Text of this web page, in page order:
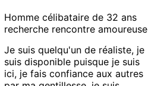
Homme célibataire de 32 ans
recherche rencontre amoureuse
Je suis quelqu'un de réaliste, je
suis disponible puisque je suis
ici, je fais confiance aux autres